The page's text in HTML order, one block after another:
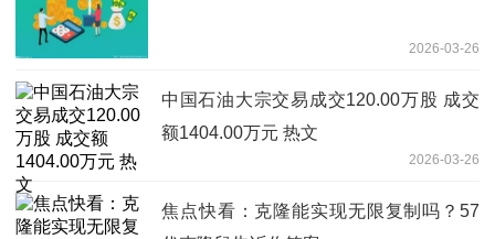
2026-03-26
中国石油大宗交易成交120.00万股 成交
额1404.00万元 热文
2026-03-26
焦点快看：克隆能实现无限复制吗？57